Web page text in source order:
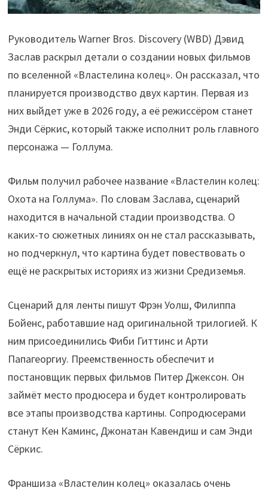
Руководитель Warner Bros. Discovery (WBD) Дэвид
Заслав раскрыл детали о создании новых фильмов
по вселенной «Властелина колец». Он рассказал, что
планируется производство двух картин. Первая из
них выйдет уже в 2026 году, а её режиссёром станет
Энди Сёркис, который также исполнит роль главного
персонажа — Голлума.
Фильм получил рабочее название «Властелин колец:
Охота на Голлума». По словам Заслава, сценарий
находится в начальной стадии производства. О
каких-то сюжетных линиях он не стал рассказывать,
но подчеркнул, что картина будет повествовать о
ещё не раскрытых историях из жизни Средиземья.
Сценарий для ленты пишут Фрэн Уолш, Филиппа
Бойенс, работавшие над оригинальной трилогией. К
ним присоединились Фиби Гиттинс и Арти
Папагеоргиу. Преемственность обеспечит и
постановщик первых фильмов Питер Джексон. Он
займёт место продюсера и будет контролировать
все этапы производства картины. Сопродюсерами
станут Кен Каминс, Джонатан Кавендиш и сам Энди
Сёркис.
Франшиза «Властелин колец» оказалась очень